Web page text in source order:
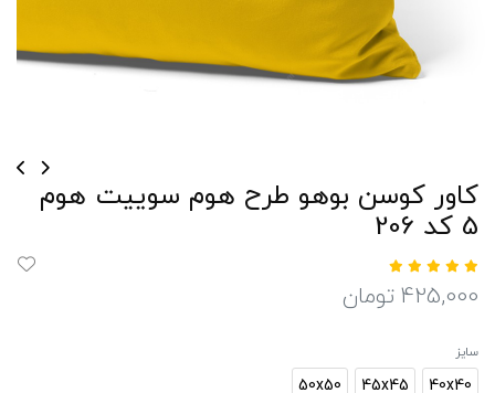
کاور کوسن بوهو طرح هوم سوییت هوم
5 کد 206
425,000 تومان
سایز
40x40
45x45
50x50